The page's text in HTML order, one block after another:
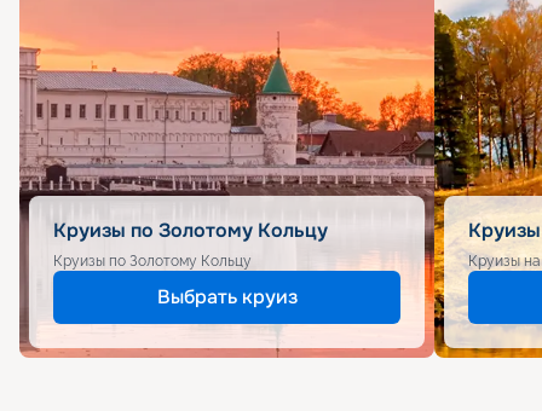
Круизы по Золотому Кольцу
Круизы по Золотому Кольцу
Выбрать круиз
Круизы